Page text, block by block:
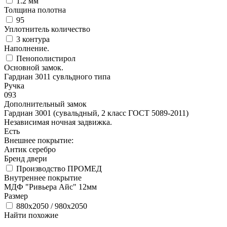
Толщина полотна
95
Уплотнитель количество
3 контура
Наполнение.
Пенополистирол
Основной замок.
Гардиан 3011 сувльдного типа
Ручка
093
Дополнительный замок
Гардиан 3001 (сувальдный, 2 класс ГОСТ 5089-2011)
Независимая ночная задвижка.
Есть
Внешнее покрытие:
Антик серебро
Бренд двери
Производство ПРОМЕД
Внутреннее покрытие
МДФ "Ривьера Айс" 12мм
Размер
880х2050 / 980х2050
Найти похожие